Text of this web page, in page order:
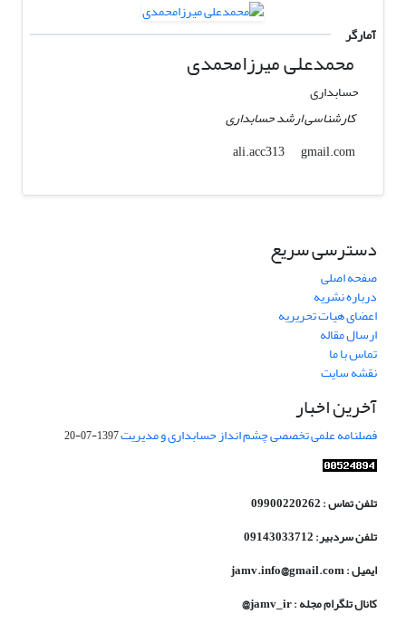
آمارگر
محمدعلی میرزامحمدی
حسابداری
کارشناسی ارشد حسابداری
ali.acc313
gmail.com
دسترسی سریع
صفحه اصلی
درباره نشریه
اعضای هیات تحریریه
ارسال مقاله
تماس با ما
نقشه سایت
آخرین اخبار
فصلنامه علمی تخصصی چشم انداز حسابداری و مدیریت1397-07-20
تلفن تماس : 09900220262
تلفن سردبیر: 09143033712
ایمیل : jamv.info@gmail.com
کانال تلگرام مجله : jamv_ir@